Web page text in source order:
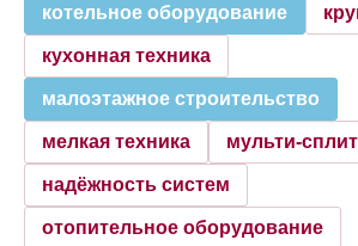
котельное оборудование
кухонная техника
малоэтажное строительство
мелкая техника мульти-
надёжность систем
отопительное оборудование